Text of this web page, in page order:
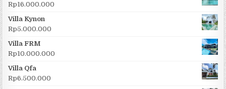
Rp16.000.000
Villa Kynon
Rp5.000.000
Villa FRM
Rp10.000.000
Villa Qfa
Rp6.500.000